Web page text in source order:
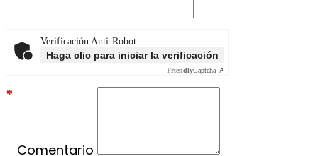
Verificación Anti-Robot
Haga clic para iniciar la verificación
FriendlyCaptcha ⇗
Comentario
*